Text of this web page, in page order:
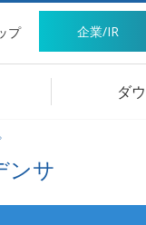
プ 企業/IR
ダ
ンサ